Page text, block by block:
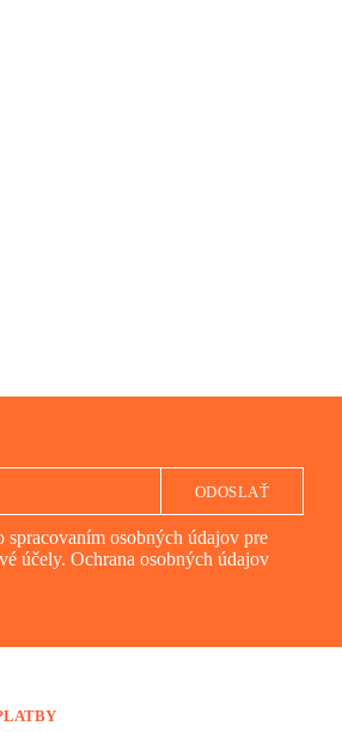
spracovaním osobných údajov pre
účely. Ochrana osobných údajov
ODOSLAŤ